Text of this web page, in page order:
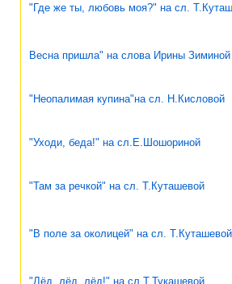
"Где же ты, любовь моя?" на сл.
Весна пришла" на слова Ирины Зиминой
"Неопалимая купина"на сл. Н.Кисловой
"Уходи, беда!" на сл.Е.Шошориной
"Там за речкой" на сл. Т.Куташевой
"В поле за околицей" на сл. Т.Куташевой
"Лёд, лёд, лёд!" на сл.Т.Тукашевой